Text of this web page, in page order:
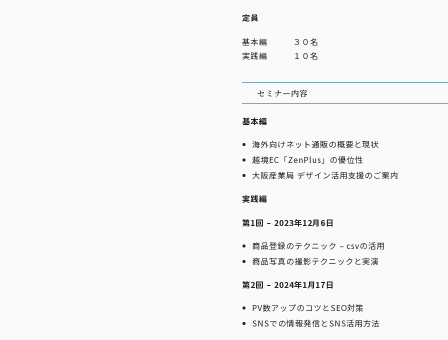
定員
基本編 ３０名
実践編 １０名
セミナー内容
基本編
海外向けネット通販の概要と現状
越境EC「ZenPlus」の優位性
⼤阪産業局 デザイン活⽤⽀援のご案内
実践編
第1回 – 2023年12月6日
商品登録のテクニック – csvの活⽤
商品写真の撮影テクニックと実演
第2回 – 2024年1月17日
PV数アップのコツとSEO対策
SNSでの情報発信とSNS活⽤⽅法